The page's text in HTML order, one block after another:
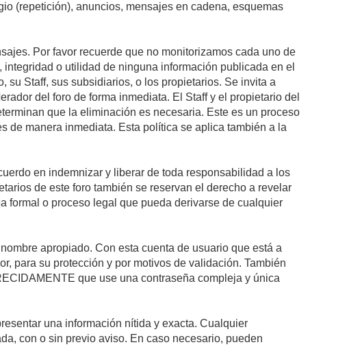
(repetición), anuncios, mensajes en cadena, esquemas
Por favor recuerde que no monitorizamos cada uno de
o utilidad de ninguna información publicada en el
su Staff, sus subsidiarios, o los propietarios. Se invita a
del foro de forma inmediata. El Staff y el propietario del
que la eliminación es necesaria. Este es un proceso
de manera inmediata. Esta política se aplica también a la
en indemnizar y liberar de toda responsabilidad a los
de este foro también se reservan el derecho a revelar
formal o proceso legal que pueda derivarse de cualquier
apropiado. Con esta cuenta de usuario que está a
para su protección y por motivos de validación. También
que use una contraseña compleja y única
una información nítida y exacta. Cualquier
con o sin previo aviso. En caso necesario, pueden